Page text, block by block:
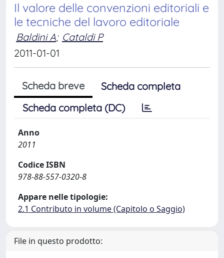
Il valore delle convenzioni editoriali e
le tecniche del lavoro editoriale
Baldini A; Cataldi P
2011-01-01
Scheda breve
Scheda completa
Scheda completa (DC)
Anno
2011
Codice ISBN
978-88-557-0320-8
Appare nelle tipologie:
2.1 Contributo in volume (Capitolo o Saggio)
File in questo prodotto: